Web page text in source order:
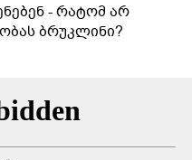
- რატომ არ
ბრუკლინი?